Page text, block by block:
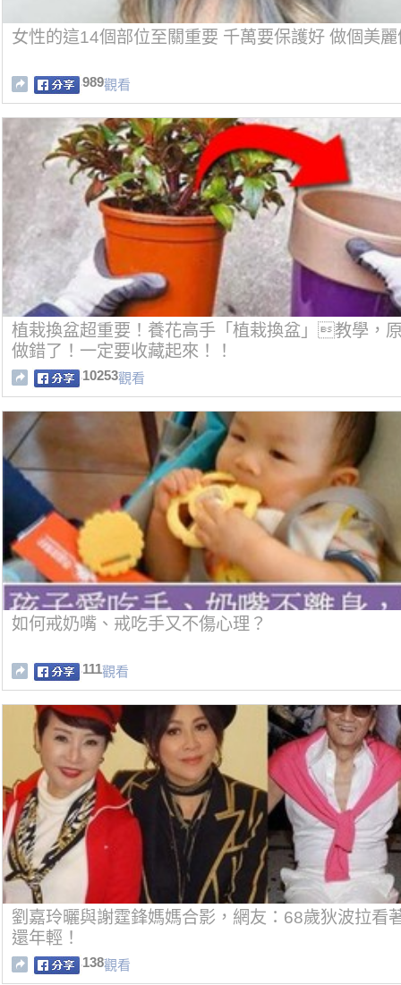
女性的這14個部位至關重要 千萬要保護好 做個美
989觀看
植栽換盆超重要！養花高手「植栽換盆」教學，
做錯了！一定要收藏起來！！
10253觀看
如何戒奶嘴、戒吃手又不傷心理？
111觀看
劉嘉玲曬與謝霆鋒媽媽合影，網友：68歲狄波拉看
還年輕！
138觀看